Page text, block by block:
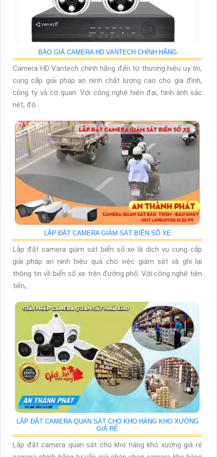
BÁO GIÁ CAMERA HD VANTECH CHÍNH HÃNG
Camera HD Vantech chính hãng đến từ thương hiệu uy tín,
cung cấp giải pháp an ninh chất lượng cao cho gia đình,
công ty và cơ quan. Với công nghệ hiện đại, hình ảnh sắc
nét, độ...
LẮP ĐẶT CAMERA GIÁM SÁT BIỂN SỐ XE
Lắp đặt camera giám sát biển số xe là dịch vụ cung cấp
giải pháp an ninh hiệu quả cho việc giám sát và ghi lại
thông tin về biển số xe trên đường phố. Với công nghệ tiên
tiến,...
LẮP ĐẶT CAMERA QUAN SÁT CHO KHO HÀNG KHO XƯỞNG
GIÁ RẺ
Lắp đặt camera quan sát cho kho hàng kho xưởng giá rẻ